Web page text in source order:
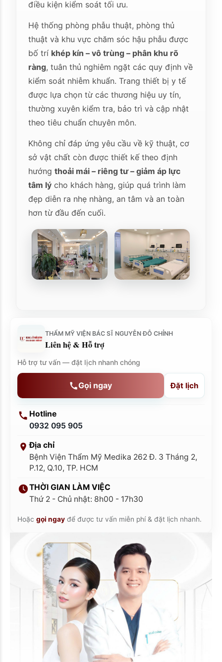
điều kiện kiểm soát tối ưu.
Hệ thống phòng phẫu thuật, phòng thủ
thuật và khu vực chăm sóc hậu phẫu được
bố trí khép kín – vô trùng – phân khu rõ
ràng, tuân thủ nghiêm ngặt các quy định về
kiểm soát nhiễm khuẩn. Trang thiết bị y tế
được lựa chọn từ các thương hiệu uy tín,
thường xuyên kiểm tra, bảo trì và cập nhật
theo tiêu chuẩn chuyên môn.
Không chỉ đáp ứng yêu cầu về kỹ thuật, cơ
sở vật chất còn được thiết kế theo định
hướngthoải mái – riêng tư – giảm áp lực
tâm lý cho khách hàng, giúp quá trình làm
đẹp diễn ra nhẹ nhàng, an tâm và an toàn
hơn từ đầu đến cuối.
THẨM MỸ VIỆN BÁC SĨ NGUYỄN ĐỖ CHỈNH
Liên hệ & Hỗ trợ
Hỗ trợ tư vấn — đặt lịch nhanh chóng
Gọi ngay Đặt lịch
Hotline
0932 095 905
Địa chỉ
Bệnh Viện Thẩm Mỹ Medika 262 Đ. 3 Tháng 2,
P.12, Q.10, TP. HCM
THỜI GIAN LÀM VIỆC
Thứ 2 - Chủ nhật: 8h00 - 17h30
Hoặc gọi ngay để được tư vấn miễn phí & đặt lịch nhanh.